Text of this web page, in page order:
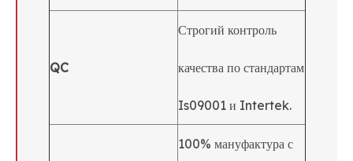
QC
Строгий контроль
качества по стандартам
Is09001 и Intertek.
100% мануфактура с